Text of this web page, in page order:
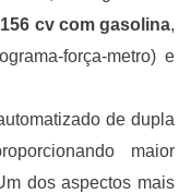
cv com gasolina,
força-metro) e
de dupla
maior
dos aspectos mais